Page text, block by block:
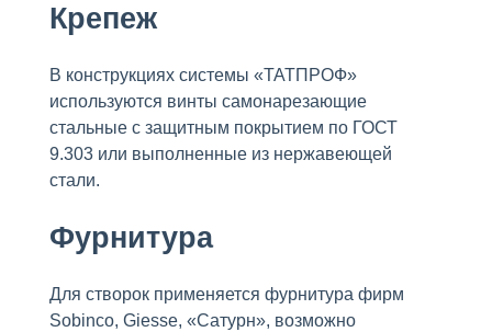
Крепеж
В конструкциях системы «ТАТПРОФ»
используются винты самонарезающие
стальные с защитным покрытием по ГОСТ
9.303 или выполненные из нержавеющей
стали.
Фурнитура
Для створок применяется фурнитура фирм
Sobinco, Giesse, «Сатурн», возможно